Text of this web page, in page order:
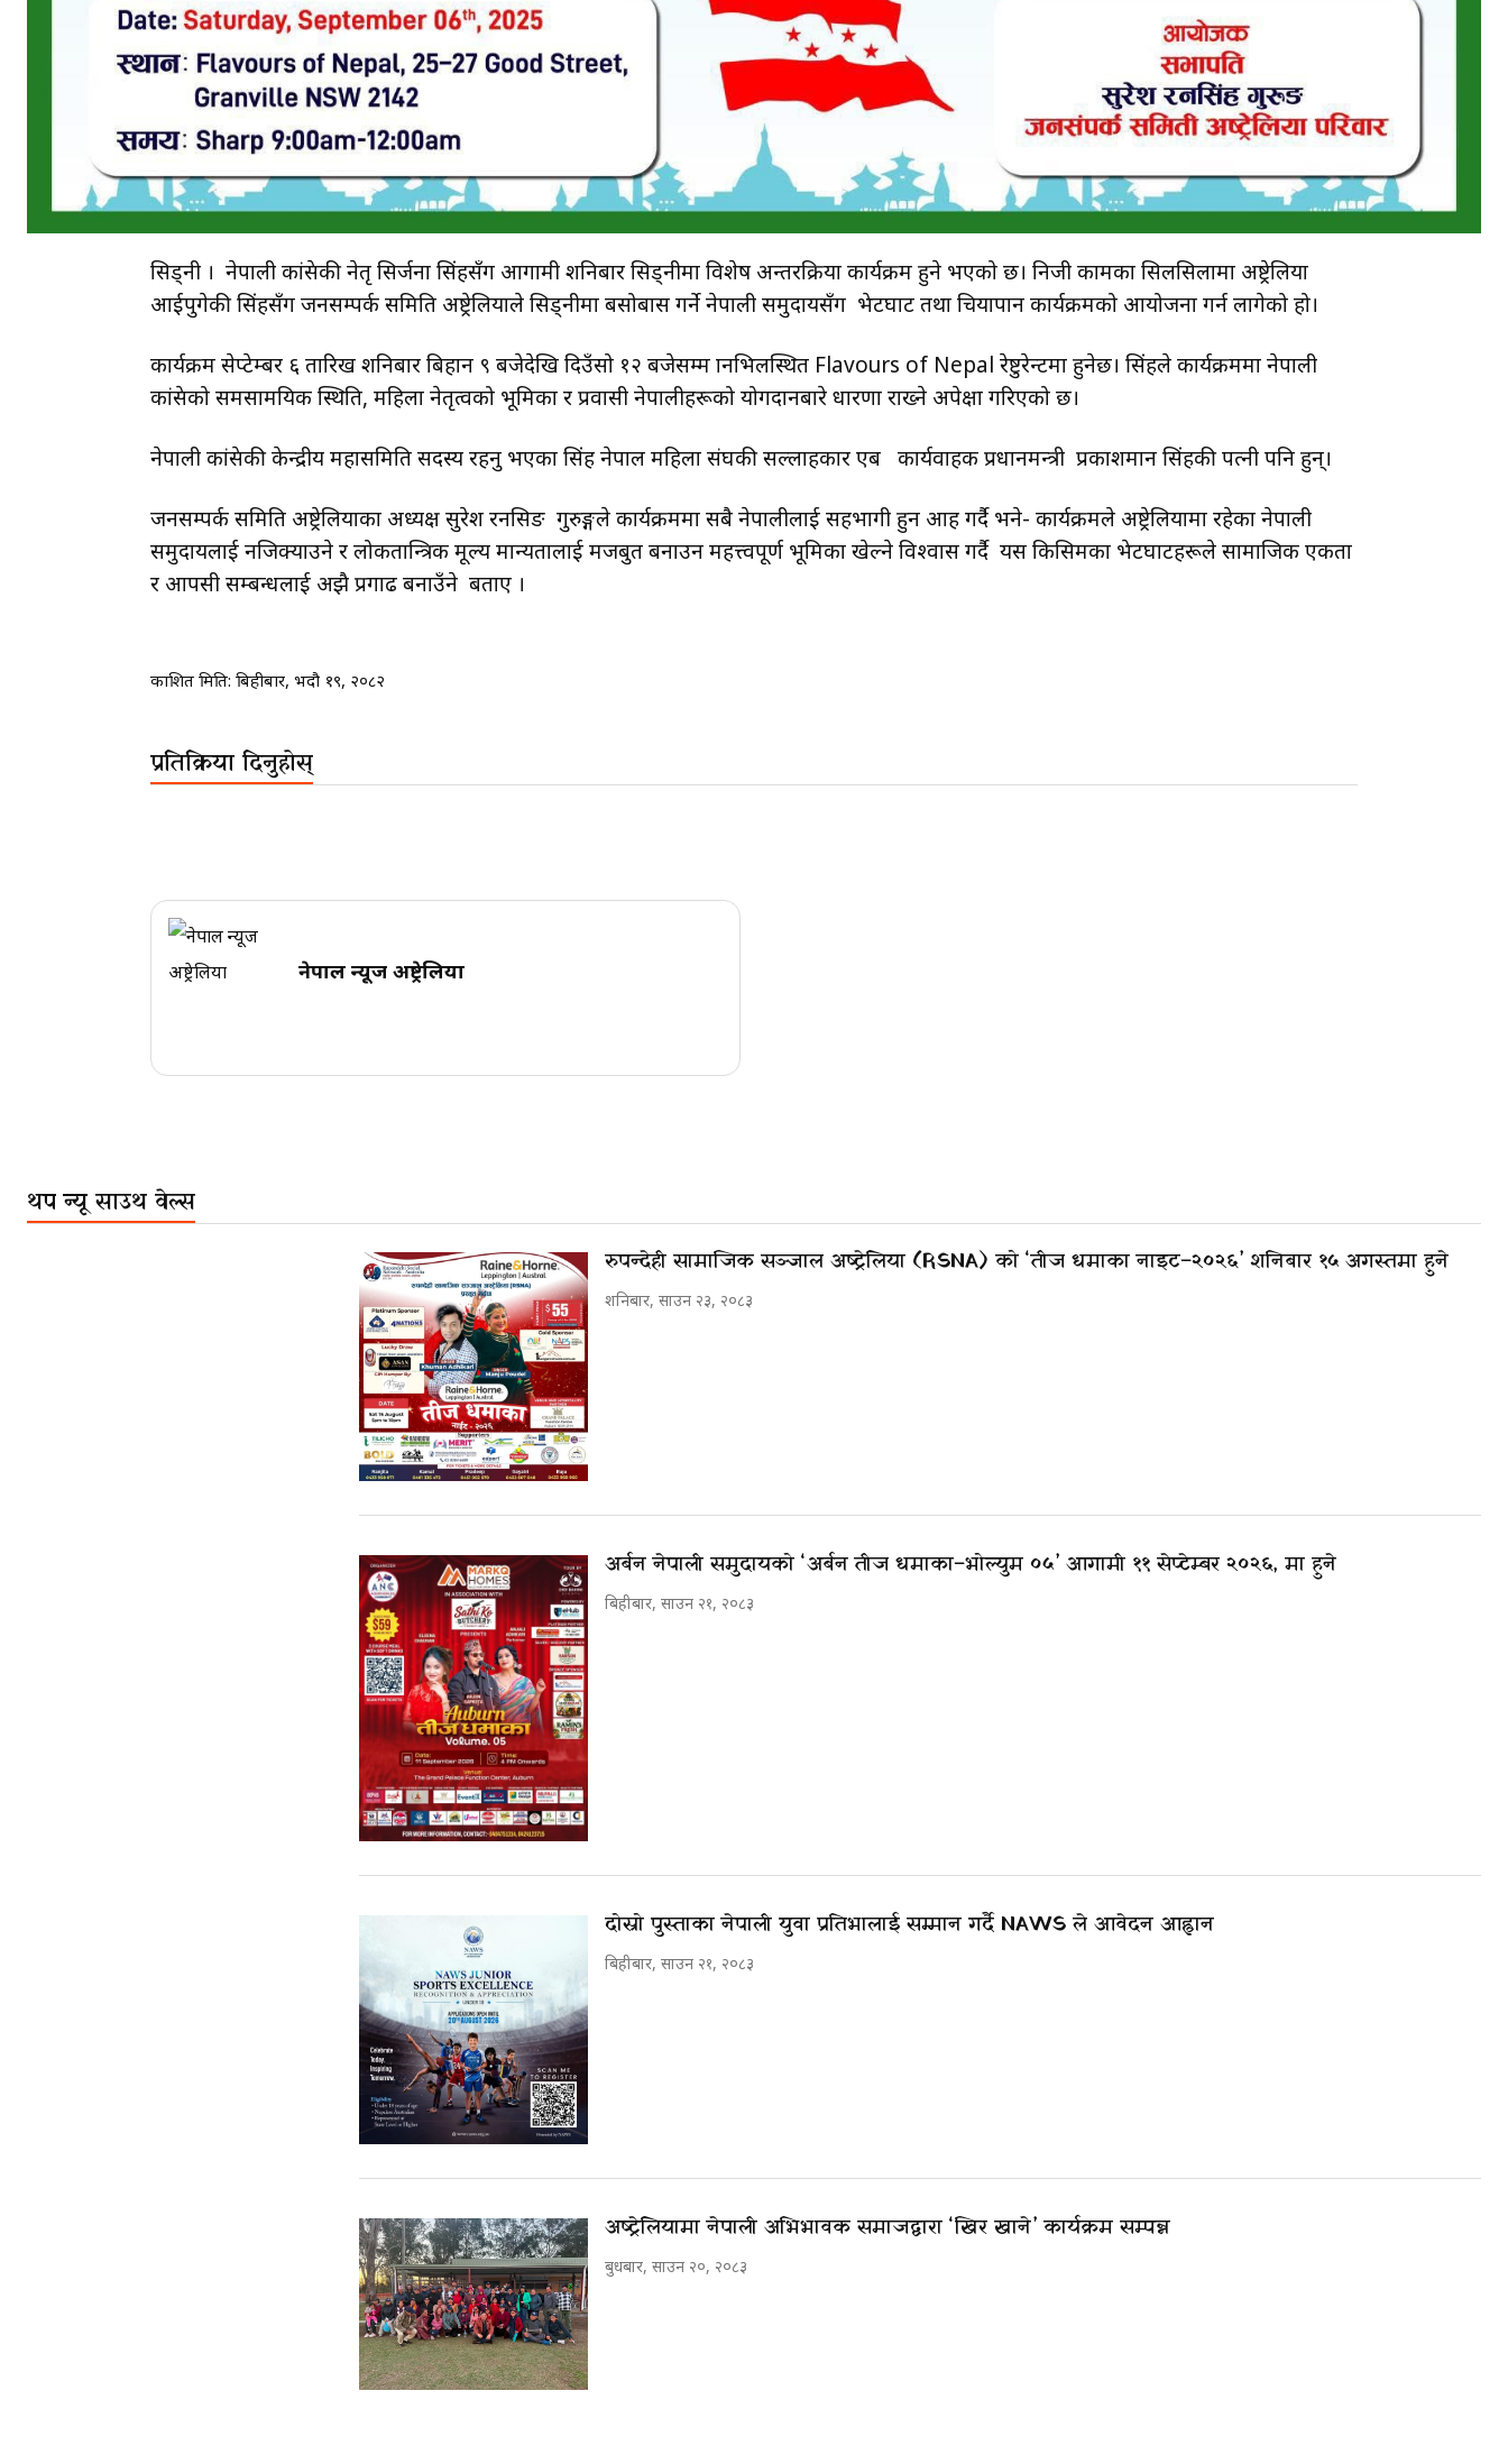
सिड्नी । नेपाली कांग्रेसकी नेतृ सिर्जना सिंहसँग आगामी शनिबार सिड्नीमा विशेष अन्तरक्रिया कार्यक्रम हुने भएको छ। निजी कामका सिलसिलामा अष्ट्रेलिया
आईपुगेकी सिंहसँग जनसम्पर्क समिति अष्ट्रेलियाले सिड्नीमा बसोबास गर्ने नेपाली समुदायसँग भेटघाट तथा चियापान कार्यक्रमको आयोजना गर्न लागेको हो।
कार्यक्रम सेप्टेम्बर ६ तारिख शनिबार बिहान ९ बजेदेखि दिउँसो १२ बजेसम्म ग्रानभिलस्थित Flavours of Nepal रेष्टुरेन्टमा हुनेछ। सिंहले कार्यक्रममा नेपाली
कांग्रेसको समसामयिक स्थिति, महिला नेतृत्वको भूमिका र प्रवासी नेपालीहरूको योगदानबारे धारणा राख्ने अपेक्षा गरिएको छ।
नेपाली कांग्रेसकी केन्द्रीय महासमिति सदस्य रहनु भएका सिंह नेपाल महिला संघकी सल्लाहकार एब कार्यवाहक प्रधानमन्त्री प्रकाशमान सिंहकी पत्नी पनि हुन्।
जनसम्पर्क समिति अष्ट्रेलियाका अध्यक्ष सुरेश रनसिङ गुरुङ्गले कार्यक्रममा सबै नेपालीलाई सहभागी हुन आग्रह गर्दै भने- कार्यक्रमले अष्ट्रेलियामा रहेका नेपाली
समुदायलाई नजिक्याउने र लोकतान्त्रिक मूल्य मान्यतालाई मजबुत बनाउन महत्त्वपूर्ण भूमिका खेल्ने विश्वास गर्दै यस किसिमका भेटघाटहरूले सामाजिक एकता
र आपसी सम्बन्धलाई अझै प्रगाढ बनाउँने बताए ।
प्रकाशित मिति: बिहीबार, भदौ १९, २०८२
प्रतिक्रिया दिनुहोस्
नेपाल न्यूज अष्ट्रेलिया
थप न्यू साउथ वेल्स
रुपन्देही सामाजिक सञ्जाल अष्ट्रेलिया (RSNA) को ‘तीज धमाका नाइट–२०२६’ शनिबार १५ अगस्तमा हुने
शनिबार, साउन २३, २०८३
अर्बन नेपाली समुदायको ‘अर्बन तीज धमाका–भोल्युम ०५’ आगामी ११ सेप्टेम्बर २०२६, मा हुने
बिहीबार, साउन २१, २०८३
दोस्रो पुस्ताका नेपाली युवा प्रतिभालाई सम्मान गर्दै NAWS ले आवेदन आह्वान
बिहीबार, साउन २१, २०८३
अष्ट्रेलियामा नेपाली अभिभावक समाजद्वारा ‘खिर खाने’ कार्यक्रम सम्पन्न
बुधबार, साउन २०, २०८३